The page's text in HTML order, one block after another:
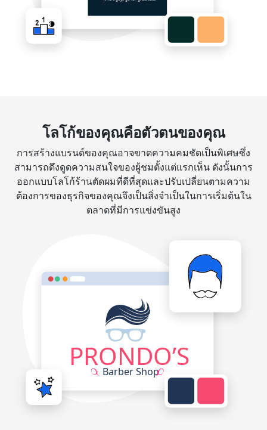
โลโก้ของคุณคือตัวตนของคุณ
การสร้างแบรนด์ของคุณอาจขาดความคมชัดเป็นพิเศษซึ่ง
สามารถดึงดูดความสนใจของผู้ชมตั้งแต่แรกเห็น ดังนั้นการ
ออกแบบโลโก้ร้านตัดผมที่ดีที่สุดและปรับเปลี่ยนตามความ
ต้องการของธุรกิจของคุณจึงเป็นสิ่งจำเป็นในการเริ่มต้นใน
ตลาดที่มีการแข่งขันสูง